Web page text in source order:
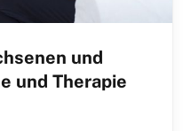
und
und Therapie